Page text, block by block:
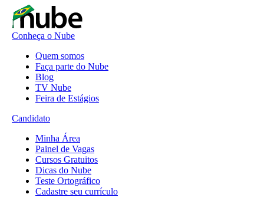
Conheça o Nube
Quem somos
Faça parte do Nube
Blog
TV Nube
Feira de Estágios
Candidato
Minha Área
Painel de Vagas
Cursos Gratuitos
Dicas do Nube
Teste Ortográfico
Cadastre seu currículo